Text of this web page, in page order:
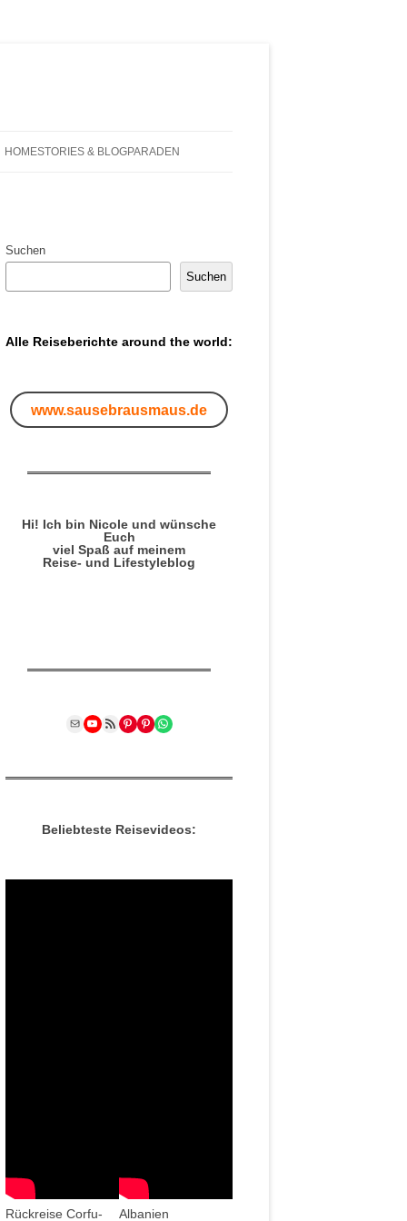
HOMESTORIES & BLOGPARADEN
Suchen
Suchen
Alle Reiseberichte around the world:
www.sausebrausmaus.de
Hi! Ich bin Nicole und wünsche
Euch
viel Spaß auf meinem
Reise- und Lifestyleblog
MailYouTube
RSS FeedPinterest
Pinterest
WhatsApp
Beliebteste Reisevideos:
Rückreise Corfu-
Albanien